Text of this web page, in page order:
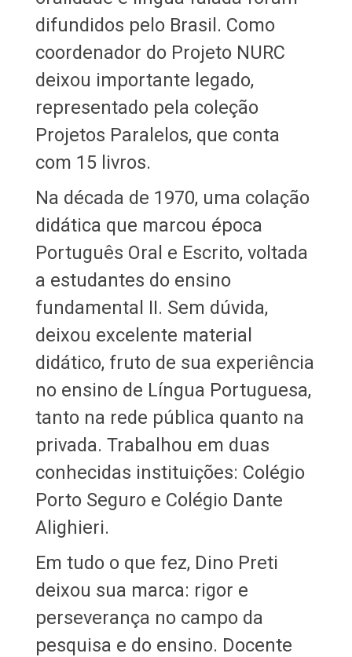
difundidos pelo Brasil. Como
coordenador do Projeto NURC
deixou importante legado,
representado pela coleção
Projetos Paralelos, que conta
com 15 livros.
Na década de 1970, uma colação
didática que marcou época
Português Oral e Escrito, voltada
a estudantes do ensino
fundamental II. Sem dúvida,
deixou excelente material
didático, fruto de sua experiência
no ensino de Língua Portuguesa,
tanto na rede pública quanto na
privada. Trabalhou em duas
conhecidas instituições: Colégio
Porto Seguro e Colégio Dante
Alighieri.
Em tudo o que fez, Dino Preti
deixou sua marca: rigor e
perseverança no campo da
pesquisa e do ensino. Docente